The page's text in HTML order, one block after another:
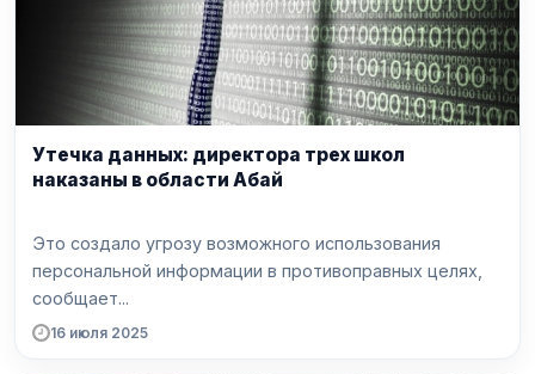
Утечка данных: директора трех школ
наказаны в области Абай
Это создало угрозу возможного использования
персональной информации в противоправных целях,
сообщает...
16 июля 2025